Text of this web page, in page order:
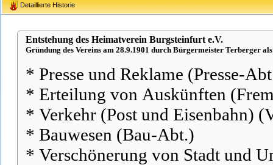
Detaillierte Historie
Entstehung des Heimatverein Burgsteinfurt e.V.
Gründung des Vereins am 28.9.1901 durch Bürgermeister Terberger
* Presse und Reklame (Presse-
* Erteilung von Auskünften
* Verkehr (Post und Eisenbahn)
* Bauwesen (Bau-Abt.)
* Verschönerung von Stadt und